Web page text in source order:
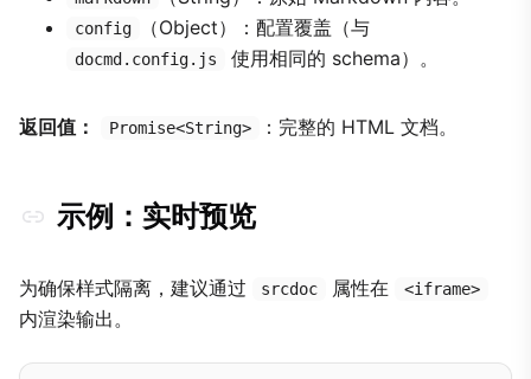
config （Object）：配置覆盖（与
docmd.config.js 使用相同的 schema）。
返回值： Promise<String> ：完整的 HTML 文档。
示例：实时预览
为确保样式隔离，建议通过 srcdoc 属性在 <iframe>
内渲染输出。